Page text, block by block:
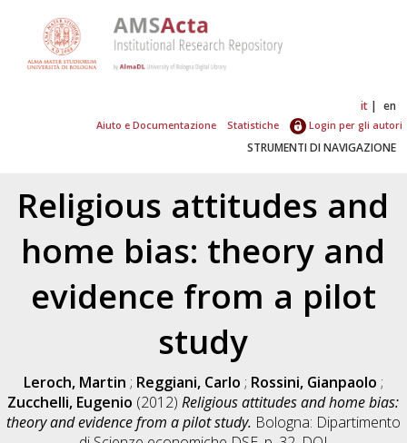
it en
Aiuto e Documentazione Statistiche Login per gli autori
STRUMENTI DI NAVIGAZIONE
Religious attitudes and
home bias: theory and
evidence from a pilot
study
Leroch, Martin ; Reggiani, Carlo ; Rossini, Gianpaolo ;
Zucchelli, Eugenio (2012)Religious attitudes and home bias:
theory and evidence from a pilot study. Bologna: Dipartimento